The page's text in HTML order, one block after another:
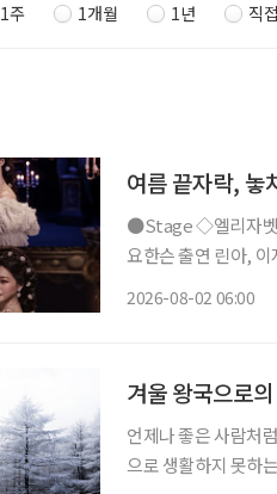
1주 1개월 1년 직
여름 끝자락, 놓
●Stage ◇엘리자벳 일정 8월 16일 ~ 11월 15일 장소 블루스퀘어 우리은행홀 연출 로버트
요한슨 출연 린아, 이
2026-08-02 06:00
겨울 왕국으로
언제나 좋은 사람처
으로 생활하지 못하